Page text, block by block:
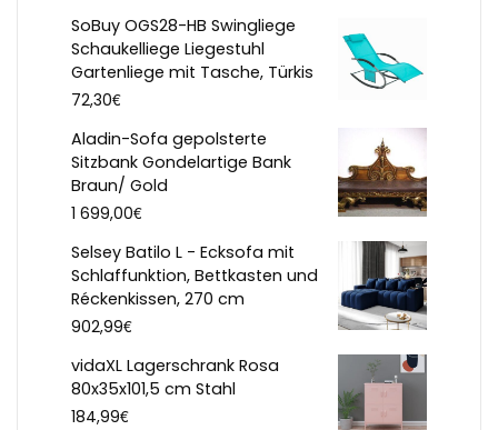
SoBuy OGS28-HB Swingliege
Schaukelliege Liegestuhl
Gartenliege mit Tasche, Türkis
72,30€
Aladin-Sofa gepolsterte
Sitzbank Gondelartige Bank
Braun/ Gold
1 699,00€
Selsey Batilo L - Ecksofa mit
Schlaffunktion, Bettkasten und
Réckenkissen, 270 cm
902,99€
vidaXL Lagerschrank Rosa
80x35x101,5 cm Stahl
184,99€